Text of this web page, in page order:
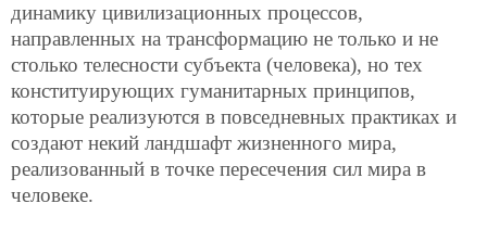
динамику цивилизационных процессов,
направленных на трансформацию не только и не
столько телесности субъекта (человека), но тех
конституирующих гуманитарных принципов,
которые реализуются в повседневных практиках и
создают некий ландшафт жизненного мира,
реализованный в точке пересечения сил мира в
человеке.